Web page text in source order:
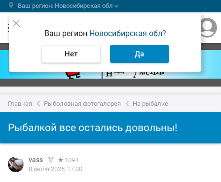
Ваш регион: Новосибирская обл
Ваш регион Новосибирская обл?
Нет Да
Главная Рыболовная фотогалерея На рыбалке
Рыбалкой все остались довольны!
vass
1094
8 июля 2026, 17:00